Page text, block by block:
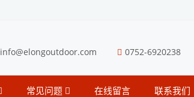
info@elongoutdoor.com 0752-6920238
常见问题 在线留言 联系我们